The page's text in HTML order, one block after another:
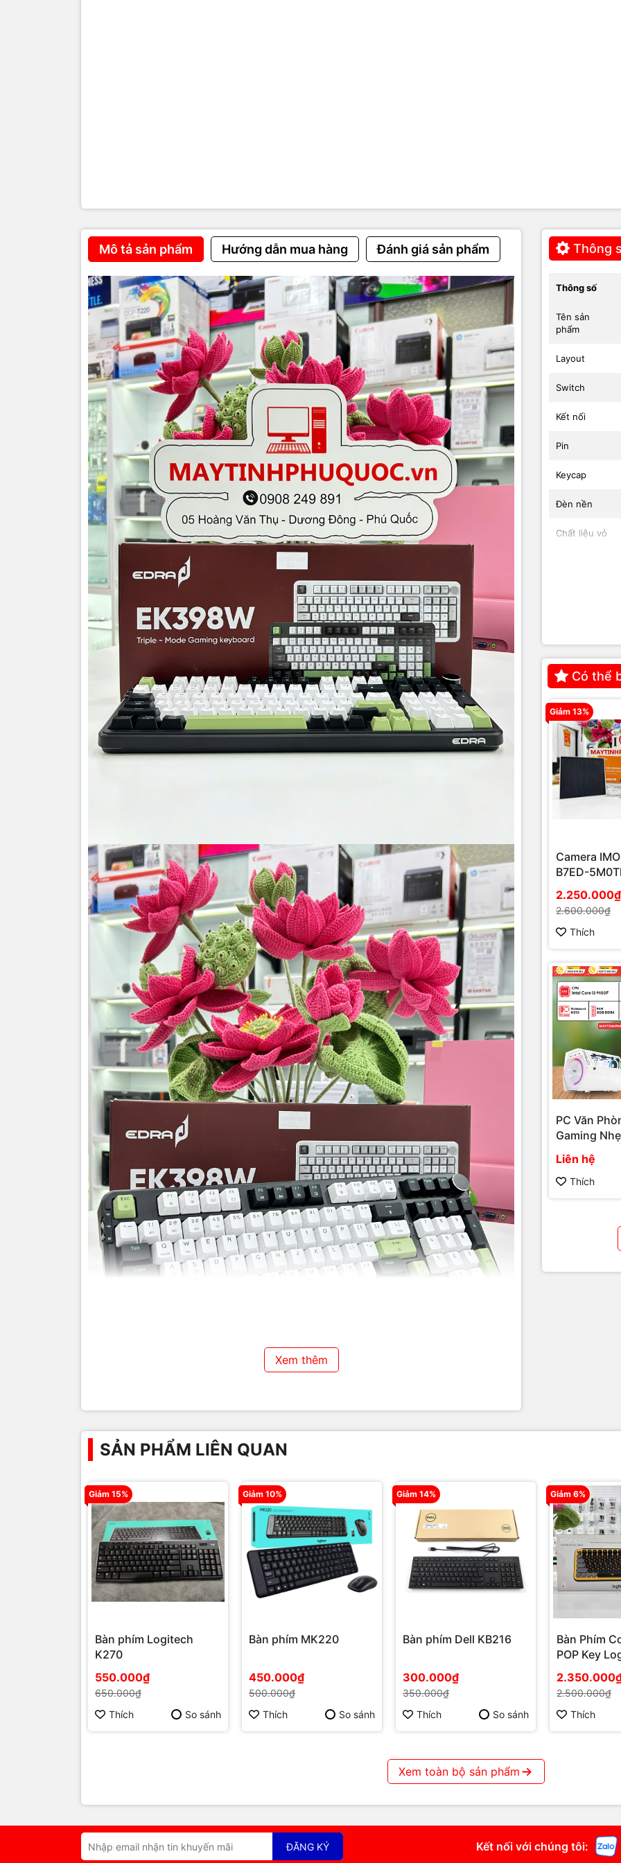
Mô tả sản phẩm Hướng dẫn mua hàng Đánh giá sản phẩm
Xem thêm
Thông
Thông số
Tên sản
phẩm
Layout
Switch
Kết nối
Pin
Keycap
Đèn nền
Chất liệu vỏ
Có thể
Giảm 13%
Camera
B7ED-
mặt trời
2.250.000₫
2.600.000₫
Thích
PC Văn
Gaming
Hiệu Năng
Giá Tốt Tại
Hải Đăng
Liên hệ
Thích
SẢN PHẨM LIÊN QUAN
Giảm 15%
Bàn phím Logitech
K270
550.000₫
650.000₫
Thích
So sánh
Giảm 10%
Bàn phím MK220
450.000₫
500.000₫
Thích
So sánh
Giảm 14%
Bàn phím Dell KB216
300.000₫
350.000₫
Thích
So sánh
Giảm 6%
Bàn Phím
POP Key
2.500.000₫
Thích
Xem toàn bộ sản phẩm
ĐĂNG KÝ Kết nối với chúng tôi: